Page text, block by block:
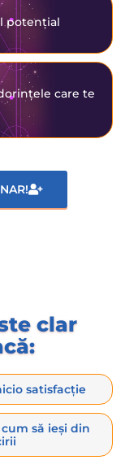
potențial
care te
clar
satisfacție
să ieși din